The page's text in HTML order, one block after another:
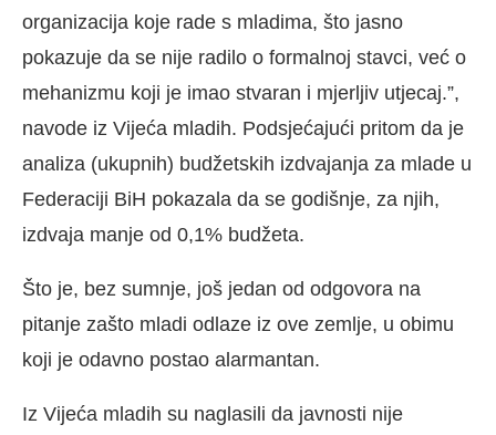
organizacija koje rade s mladima, što jasno
pokazuje da se nije radilo o formalnoj stavci, već o
mehanizmu koji je imao stvaran i mjerljiv utjecaj.”,
navode iz Vijeća mladih. Podsjećajući pritom da je
analiza (ukupnih) budžetskih izdvajanja za mlade u
Federaciji BiH pokazala da se godišnje, za njih,
izdvaja manje od 0,1% budžeta.
Što je, bez sumnje, još jedan od odgovora na
pitanje zašto mladi odlaze iz ove zemlje, u obimu
koji je odavno postao alarmantan.
Iz Vijeća mladih su naglasili da javnosti nije